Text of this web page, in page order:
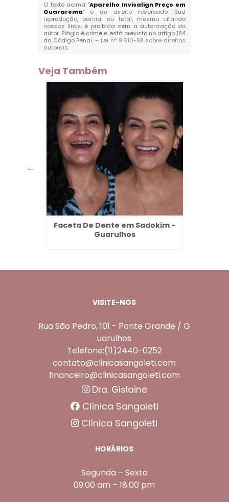
O texto acima "Aparelho Invisalign Preço em
Guararema" é de direito reservado. Sua
reprodução, parcial ou total, mesmo citando
nossos links, é proibida sem a autorização do
autor. Plágio é crime e está previsto no artigo 184
do Código Penal. – Lei n° 9.610-98 sobre direitos
autorais.
Veja Também
Faceta De Dente em Sadokim -
Guarulhos
VISITE-NOS
Rua São Pedro, 101 - Ponte Grande / G
uarulhos
Telefone:(11)2440-0252
contato@clinicasangoleti.com
financeiro@clinicasangoleti.com
Dra. Gislaine
Clínica Sangoleti
Clínica Sangoleti
HORÁRIOS
Segunda – Sexta
09:00 am – 18:00 pm